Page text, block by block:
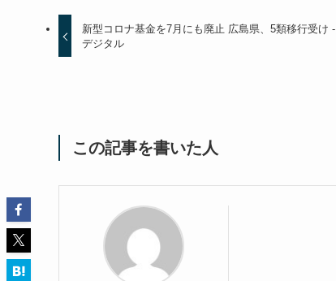
新型コロナ基金を7月にも廃止 広島県、5類移行受け
デジタル
この記事を書いた人